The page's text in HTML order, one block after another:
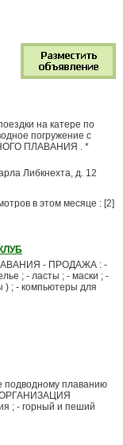
на катере по
погружение с
ПЛАВАНИЯ . *
Либкнехта, д. 12
в этом месяце : [2]
- ПРОДАЖА : -
; - ласты ; - маски ; -
) ; - компьютеры для
плаванию
ОРГАНИЗАЦИЯ
; - горный и пеший